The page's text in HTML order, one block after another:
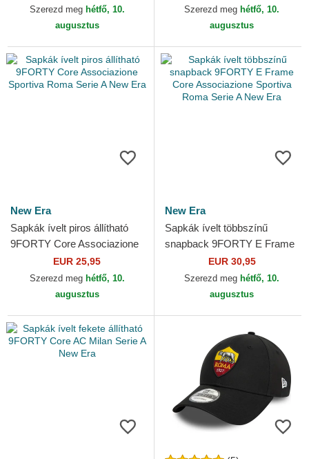
Serie A New Era
Szerezd meg hétfő, 10.
augusztus
Sportiva Roma Serie A New...
Szerezd meg hétfő, 10.
augusztus
New Era
Sapkák ívelt piros állítható
9FORTY Core Associazione
Sportiva Roma Serie A New
EUR 25,95
Szerezd meg hétfő, 10.
augusztus
New Era
Sapkák ívelt többszínű
snapback 9FORTY E Frame
Core Associazione Sportiva
Roma Serie A New Era
EUR 30,95
Szerezd meg hétfő, 10.
augusztus